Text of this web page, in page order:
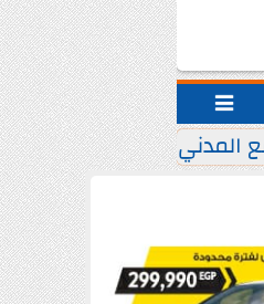

المدني.. يشاركون